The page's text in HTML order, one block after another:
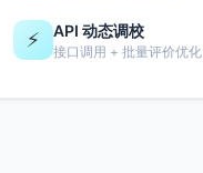
⚡ API 动态调校
接口调用 + 批量评价优化